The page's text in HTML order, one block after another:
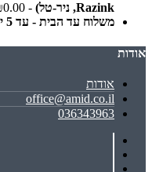
Razink, ניר-טל)
- ₪0.00
משלוח עד הבית - עד 5 ימי עסקים
אודות
אודות
office@amid.co.il
036343963